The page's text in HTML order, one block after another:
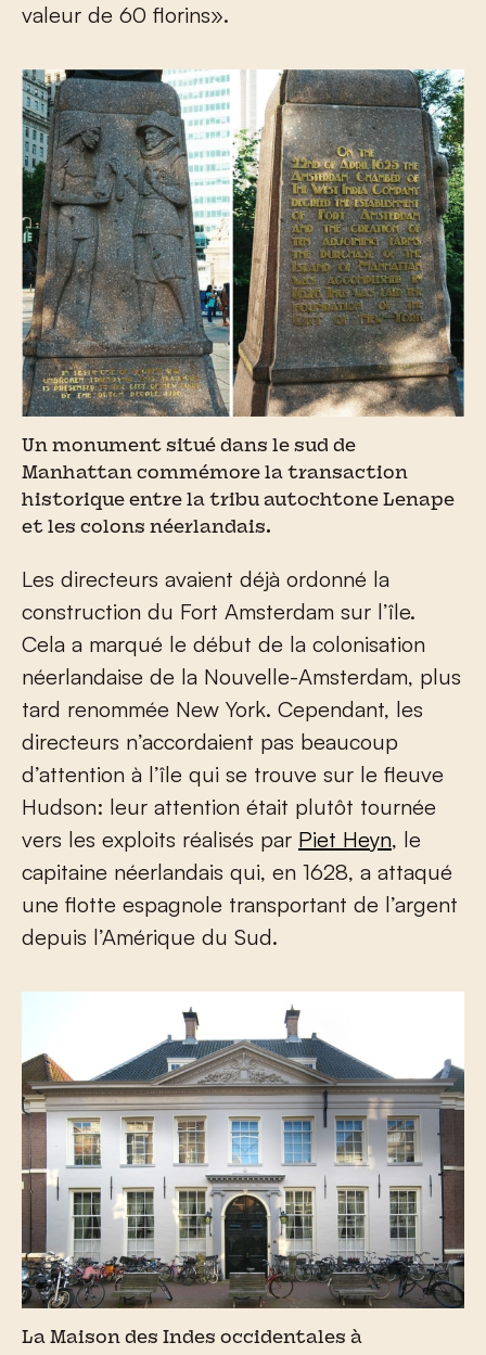
valeur de 60 florins».
Un monument situé dans le sud de
Manhattan commémore la transaction
historique entre la tribu autochtone Lenape
et les colons néerlandais.
Les directeurs avaient déjà ordonné la
construction du Fort Amsterdam sur l’île.
Cela a marqué le début de la colonisation
néerlandaise de la Nouvelle-Amsterdam, plus
tard renommée New York. Cependant, les
directeurs n’accordaient pas beaucoup
d’attention à l’île qui se trouve sur le fleuve
Hudson: leur attention était plutôt tournée
vers les exploits réalisés par Piet Heyn, le
capitaine néerlandais qui, en 1628, a attaqué
une flotte espagnole transportant de l’argent
depuis l’Amérique du Sud.
La Maison des Indes occidentales à